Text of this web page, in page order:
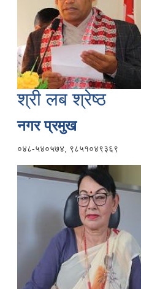
श्री लब श्रेष्ठ
नगर प्रमुख
०४८-५४०५७४, ९८५१०४९३६९